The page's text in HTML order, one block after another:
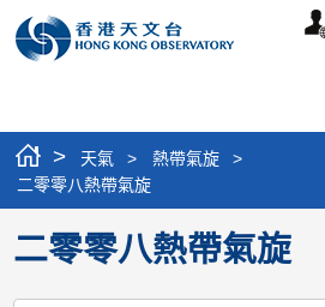
個
> 天氣 > 熱帶氣旋
>
二零零八熱帶氣旋
二零零八熱帶氣旋